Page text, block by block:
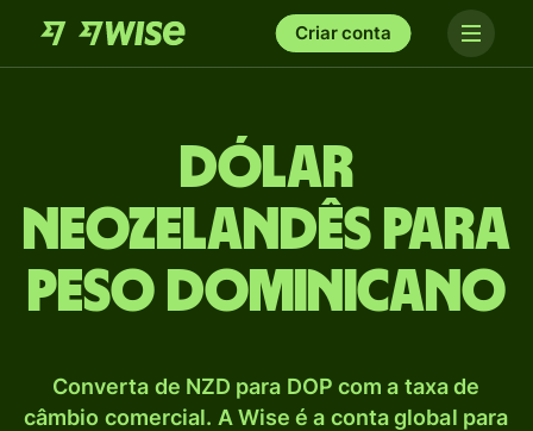
Criar conta
Dólar
neozelandês para
Peso dominicano
Converta de NZD para DOP com a taxa de
câmbio comercial. A Wise é a conta global para